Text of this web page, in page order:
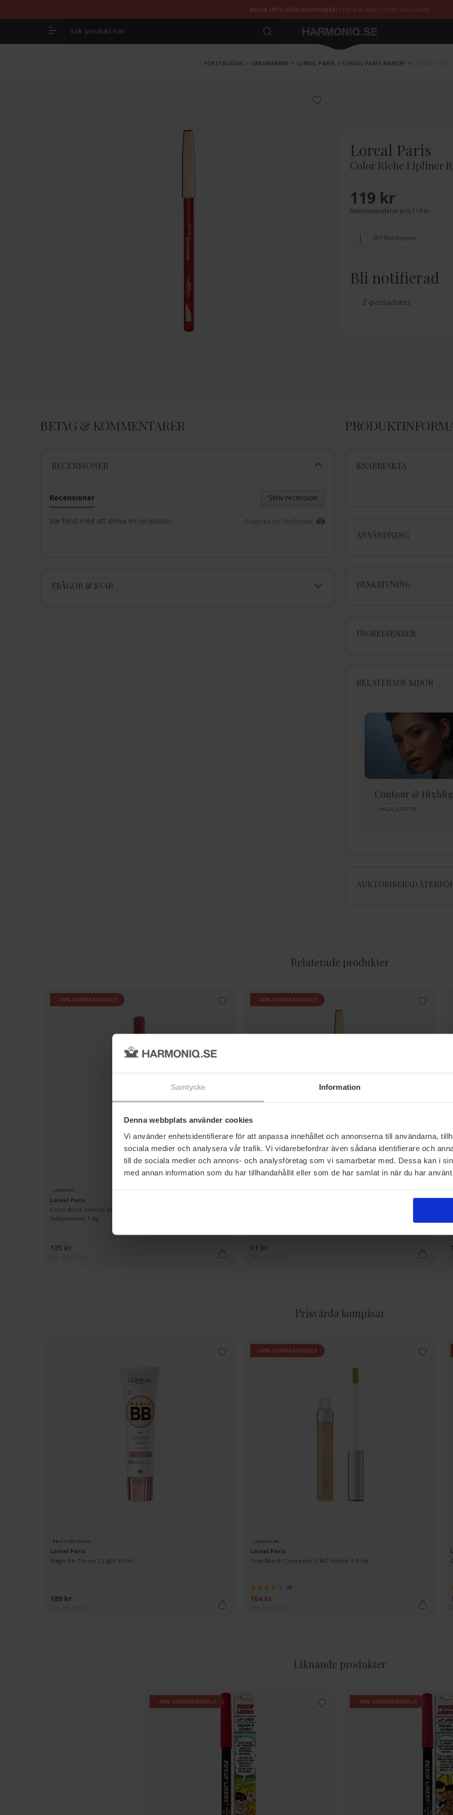
Samtycke Information
Denna webbplats använder cookies
Vi använder enhetsidentifierare för att anpassa innehållet och annonserna till användarna,
sociala medier och analysera vår trafik. Vi vidarebefordrar även sådana identifierare och
till de sociala medier och annons- och analysföretag som vi samarbetar med. Dessa kan i
med annan information som du har tillhandahållit eller som de har samlat in när du har
MISSA INTE VÅRA KAMPANJER! FYNDA BLAND TUSENTALS VAROR!
FÖRSTASIDAN > VARUMÄRKEN > LOREAL PARIS > LOREAL PARIS MAKEUP >
Loreal Paris
Color Riche Lipliner
119 kr
Rekommenderat pris 119 kr
297 Red Passion
Bli notifierad
BETYG & KOMMENTARER
RECENSIONER
Skriv recension
Recensioner
Powered by TestFreaks
Var först med att skriva en recension
FRÅGOR & SVAR
SNABBFAKTA
ANVÄNDNING
BESKRIVNING
INGREDIENSER
RELATERADE SIDOR
Contour &
HIGHLIGHTER
AUKTORISERAD
Relaterade produkter
-30% SOMMARDEALS
LÄPPSTIFT
Loreal Paris
Color Riche Intense Volume Matte Lipstick 640 Le Nude
Independant 1.8g
125 kr
-40% SOMMARDEALS
51 kr
Prisvärda kompisar
BB/CC/DD CREAM
Loreal Paris
Magic Bb Cream 2 Light 30 ml
189 kr
-30% SOMMARDEALS
CONCEALER
Loreal Paris
True Match Concealer 2 R/C Vanille 6.8 ml
39
104 kr
Liknande produkter
-40% SOMMARDEALS -40% SOMMARDEALS